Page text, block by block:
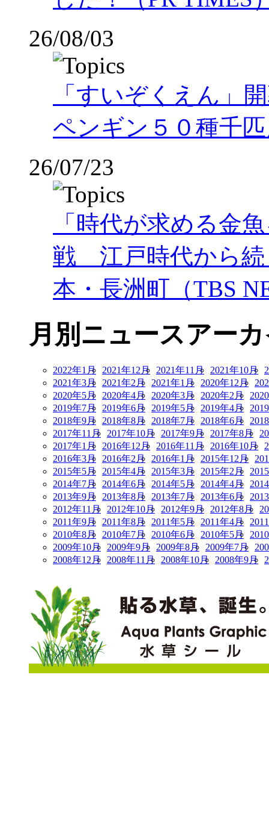
26/08/03
「すいぞくえん」
ペンギン５０種千
26/07/23
「時代が求める金
戦 江戸時代から
本・長洲町（TBS
月別ニュースアー
2022年1月 2021年12月 2021年11月 2021年10月
2021年3月
2021年2月 2021年1月 2020年12月
2020年5月
2020年4月 2020年3月 2020年2月
2019年7月
2019年6月 2019年5月 2019年4月
2018年9月
2018年8月 2018年7月 2018年6月
2017年11月
2017年10月 2017年9月 2017年8月
2017年1月
2016年12月 2016年11月 2016年10月
2016年3月
2016年2月 2016年1月 2015年12月
2015年5月
2015年4月 2015年3月 2015年2月
2014年7月
2014年6月 2014年5月 2014年4月
2013年9月
2013年8月 2013年7月 2013年6月
2012年11月
2012年10月 2012年9月 2012年8月
2011年9月
2011年8月 2011年5月 2011年4月
2010年8月
2010年7月 2010年6月 2010年5月
2009年10月
2009年9月 2009年8月 2009年7月
2008年12月
2008年11月 2008年10月 2008年9月